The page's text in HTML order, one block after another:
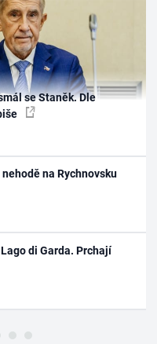
se Staněk. Dle
na Rychnovsku
di Garda. Prchají